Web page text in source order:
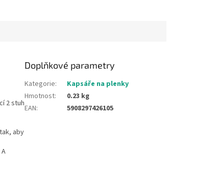
2 stuh
aby
Doplňkové parametry
Kategorie:
Kapsáře na plenky
Hmotnost:
0.23 kg
EAN: 5908297426105